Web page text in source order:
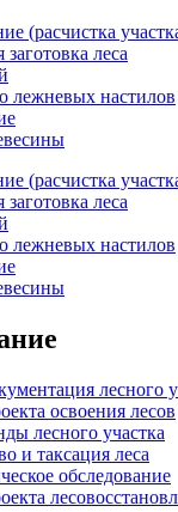
(расчистка
леса
лежневых настилов
(расчистка
леса
лежневых настилов
лесного
освоения лесов
лесного участка
и таксация леса
обследование